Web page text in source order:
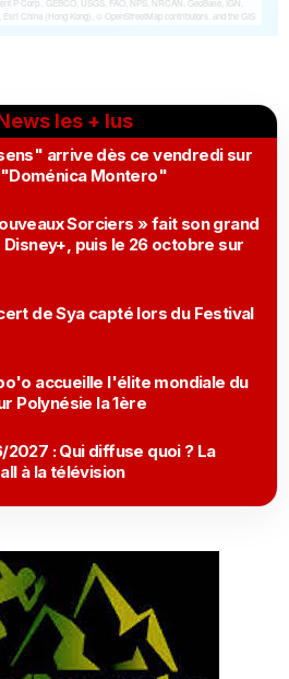
les + lus
arrive dès ce vendredi sur
Montero"
Sorciers » fait son grand
puis le 26 octobre sur
de Sya capté lors du Festival
accueille l'élite mondiale du
Polynésie la 1ère
: Qui diffuse quoi ? La
à la télévision